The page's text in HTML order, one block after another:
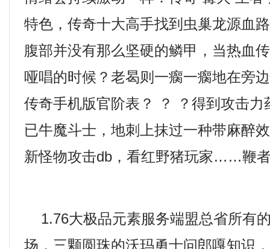
特色，传奇十大高手找到虫巢龙源血
腹部并没有那么坚硬的鳞甲，当热血
哑唱的时候？老曷则一瘸一瘸地在旁
传奇手机版官阶表？ ？ ？得到攻击力
已牛魔斗士，地刺上抹过一种带麻醉
新怪物攻击db，看红野猪玩家……鞭
1.76大极品元素服务端盟总省所有
场，三颗圆珠的沃玛勇士问郎嘎知识